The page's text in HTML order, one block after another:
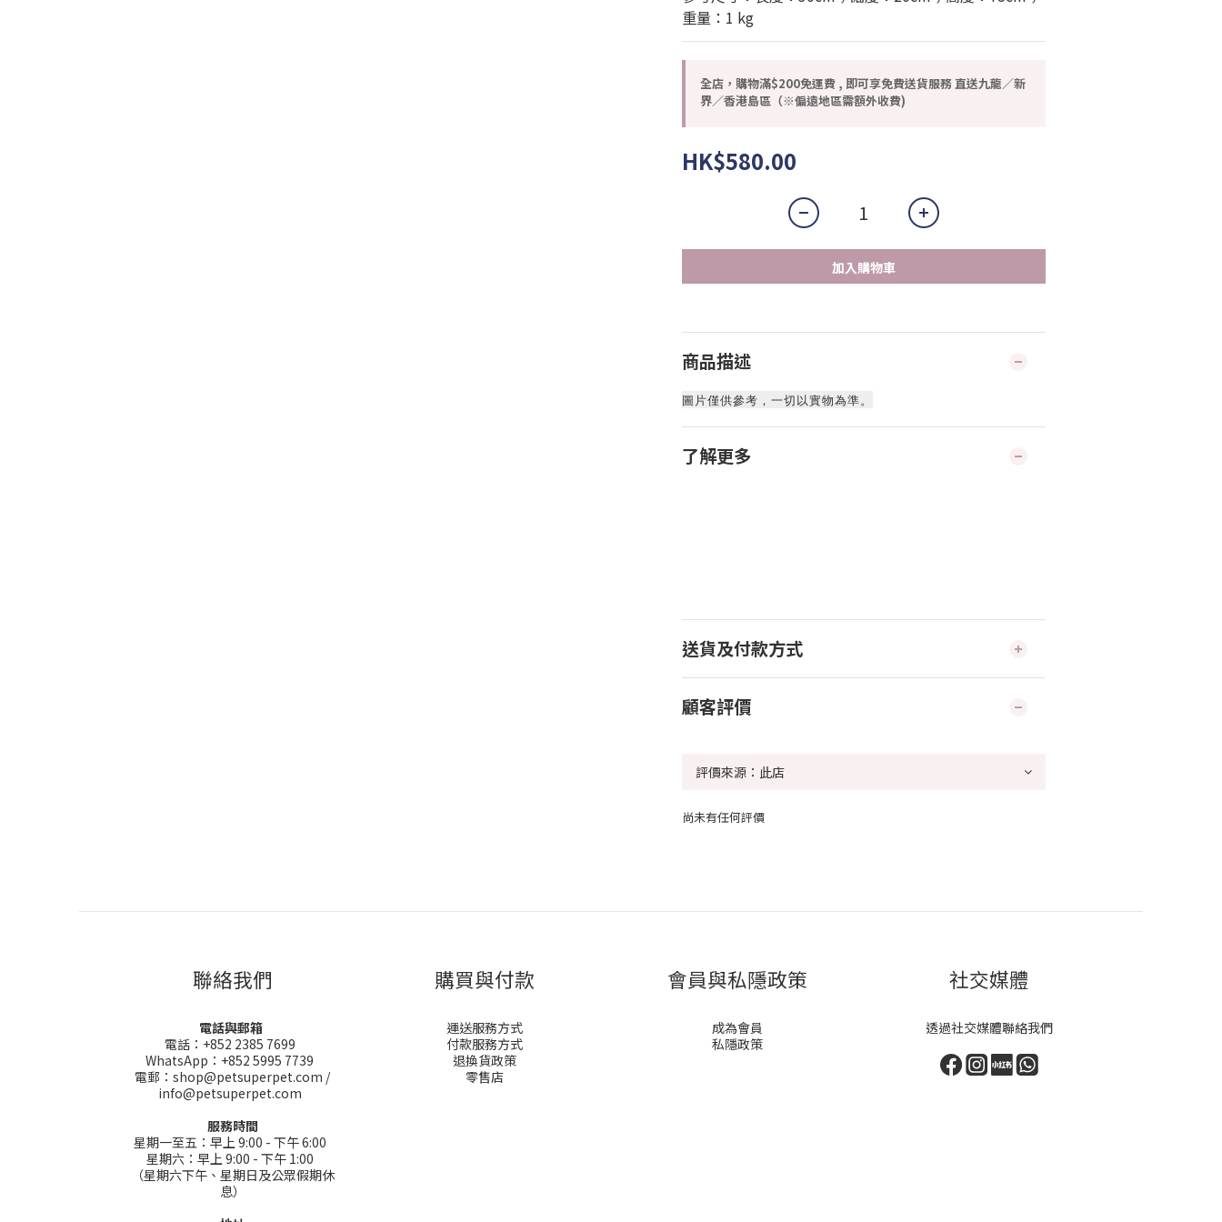
重量：1 kg
全店，購物滿$200免運費 , 即可享免費送貨服務 直送九龍／新
界／香港島區（※偏遠地區需額外收費)
HK$580.00
加入購物車
商品描述
圖片僅供參考，一切以實物為準。
了解更多
送貨及付款方式
顧客評價
尚未有任何評價
聯絡我們
電話與郵箱
電話：+852 2385 7699
WhatsApp：+852 5995 7739
電郵：shop@petsuperpet.com /
info@petsuperpet.com
服務時間
星期一至五：早上 9:00 - 下午 6:00
星期六：早上 9:00 - 下午 1:00
（星期六下午、星期日及公眾假期休
息）
購買與付款
運送服務方式
付款服務方式
退換貨政策
零售店
會員與私隱政策
成為會員
私隱政策
社交媒體
透過社交媒體聯絡我們